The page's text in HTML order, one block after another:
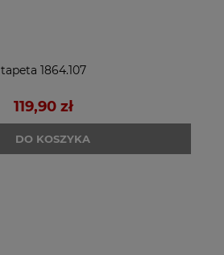
tapeta 1864.107
119,90 zł
DO KOSZYKA